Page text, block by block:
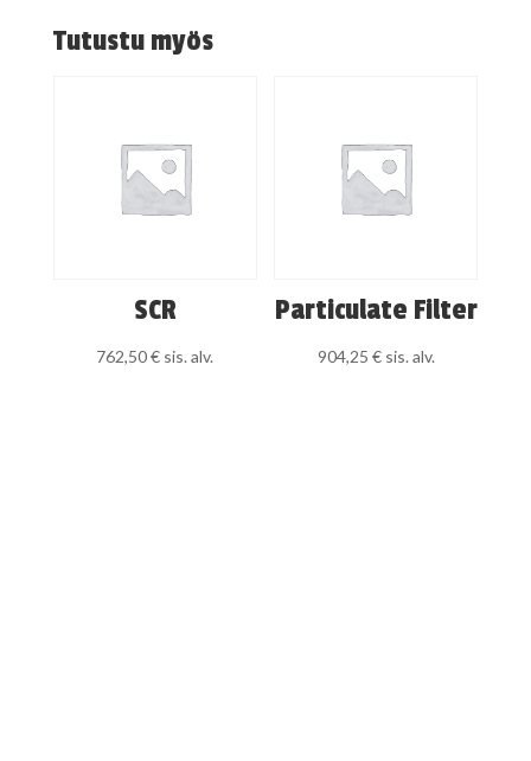
Tutustu myös
SCR
762,50€ sis. alv.
Particulate Filter
904,25 € sis. alv.